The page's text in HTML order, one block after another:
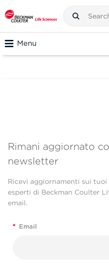
Menu
Rimani aggiornato
newsletter
Ricevi aggiornamenti sui
esperti di Beckman Coulter
email.
* Email